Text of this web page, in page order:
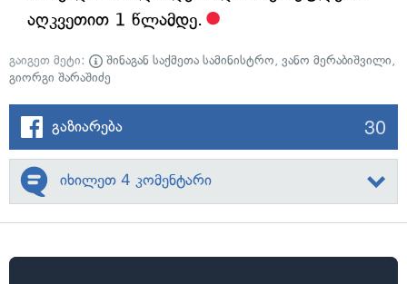
აღკვეთით 1 წლამდე.
გაიგეთ მეტი: შინაგან საქმეთა სამინისტრო, ვანო მერაბიშვილი,
გიორგი შარაშიძე
გაზიარება 30
იხილეთ 4 კომენტარი